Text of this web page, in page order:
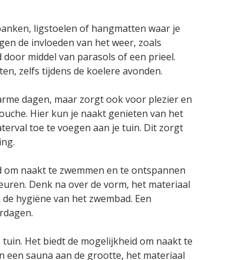
ligstoelen of hangmatten waar je
de invloeden van het weer, zoals
middel van parasols of een prieel.
zelfs tijdens de koelere avonden.
dagen, maar zorgt ook voor plezier en
Hier kun je naakt genieten van het
toe te voegen aan je tuin. Dit zorgt
naakt te zwemmen en te ontspannen
Denk na over de vorm, het materiaal
hygiëne van het zwembad. Een
Het biedt de mogelijkheid om naakt te
een sauna aan de grootte, het materiaal